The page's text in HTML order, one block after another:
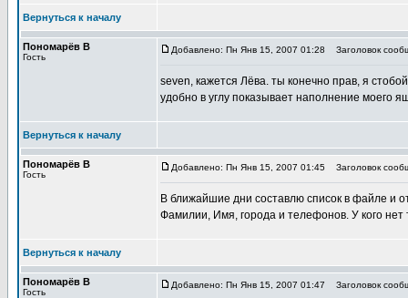
Вернуться к началу
Пономарёв В
Гость
Добавлено: Пн Янв 15, 2007 01:28 Заголовок
seven, кажется Лёва. ты конечно прав, я
удобно в углу показывает наполнение моего
Вернуться к началу
Пономарёв В
Гость
Добавлено: Пн Янв 15, 2007 01:45 Заголовок
В ближайшие дни составлю список в файле и
Фамилии, Имя, города и телефонов. У кого
Вернуться к началу
Пономарёв В
Гость
Добавлено: Пн Янв 15, 2007 01:47 Заголовок